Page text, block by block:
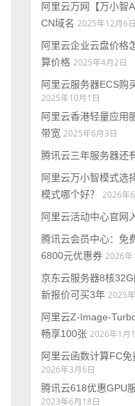
阿里云万网【万小智
CN域名 2025年12月6日
阿里云企业云盘价格
算价格 2025年4月2日
阿里云服务器ECS购
2025年10月1日
阿里云香港轻量应用
带宽 2025年6月3日
腾讯云三年服务器还
阿里云万小智模式选
模式哪个好？
2026年
阿里云活动中心官网
腾讯云会员中心：免
6800元优惠券 2026年
京东云服务器8核
新报价可买3年 2025
阿里云Z-Image-
畅享100张 2026年1月
阿里云函数计算FC免
2026年3月6日
腾讯云618优惠GPU
2023年6月18日